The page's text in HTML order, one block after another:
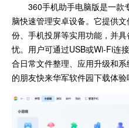
360手机助手电脑版是一款
脑快速管理安卓设备。它提供
份、手机投屏等实用功能，并
忧。用户可通过USB或Wi-Fi连
合日常文件整理、应用升级和
的朋友快来华军软件园下载体验